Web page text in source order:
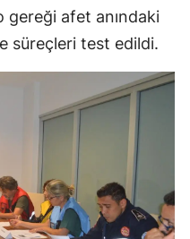
gereği afet anındaki
süreçleri test edildi.